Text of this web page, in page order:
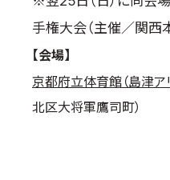
手権大会（主催／関西
【会場】
京都府立体育館（島津ア
北区大将軍鷹司町）